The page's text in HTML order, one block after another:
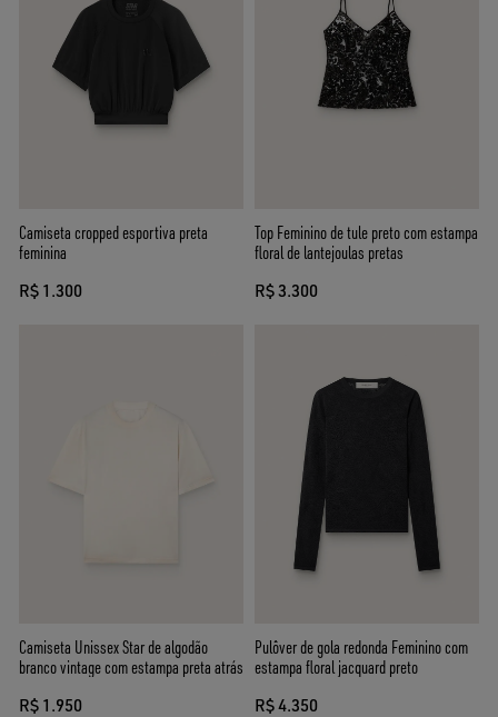
Camiseta cropped esportiva preta
feminina
R$ 1.300
Top Feminino de tule preto com estampa
floral de lantejoulas pretas
R$ 3.300
Camiseta Unissex Star de algodão
branco vintage com estampa preta atrás
R$ 1.950
Pulôver de gola redonda Feminino com
estampa floral jacquard preto
R$ 4.350